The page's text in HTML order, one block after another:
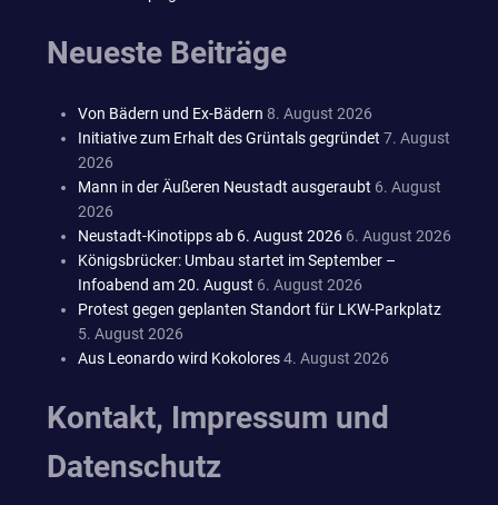
Neueste Beiträge
Von Bädern und Ex-Bädern 8. August 2026
Initiative zum Erhalt des Grüntals gegründet 7. August
2026
Mann in der Äußeren Neustadt ausgeraubt 6. August
2026
Neustadt-Kinotipps ab 6. August 2026 6. August 2026
Königsbrücker: Umbau startet im September –
Infoabend am 20. August 6. August 2026
Protest gegen geplanten Standort für LKW-Parkplatz
5. August 2026
Aus Leonardo wird Kokolores4. August 2026
Kontakt, Impressum und
Datenschutz